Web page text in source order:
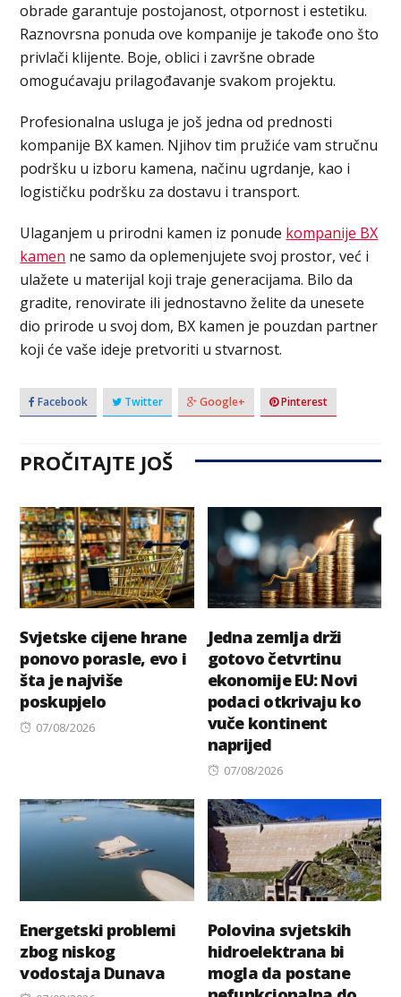
obrade garantuje postojanost, otpornost i estetiku.
Raznovrsna ponuda ove kompanije je takođe ono što
privlači klijente. Boje, oblici i završne obrade
omogućavaju prilagođavanje svakom projektu.
Profesionalna usluga je još jedna od prednosti
kompanije BX kamen. Njihov tim pružiće vam stručnu
podršku u izboru kamena, načinu ugrdanje, kao i
logističku podršku za dostavu i transport.
Ulaganjem u prirodni kamen iz ponude kompanije BX
kamen ne samo da oplemenjujete svoj prostor, već i
ulažete u materijal koji traje generacijama. Bilo da
gradite, renovirate ili jednostavno želite da unesete
dio prirode u svoj dom, BX kamen je pouzdan partner
koji će vaše ideje pretvoriti u stvarnost.
Facebook Twitter Google+ Pinterest
PROČITAJTE JOŠ
Svjetske cijene hrane
ponovo porasle, evo i
šta je najviše
poskupjelo
Posted
07/08/2026
Jedna zemlja drži
gotovo četvrtinu
ekonomije EU: Novi
podaci otkrivaju ko
vuče kontinent
naprijed
Posted
07/08/2026
Energetski problemi
zbog niskog
vodostaja Dunava
Polovina svjetskih
hidroelektrana bi
mogla da postane